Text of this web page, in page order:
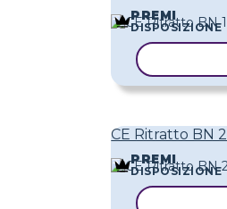
PREMI
DISPOSIZIONE
CE Ritratto BN 2
PREMI
DISPOSIZIONE